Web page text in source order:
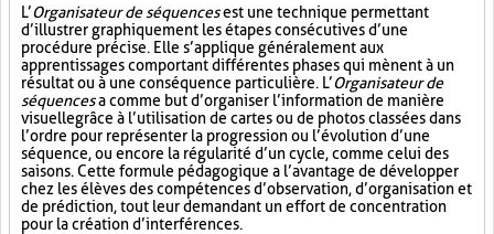
L’Organisateur de séquencesest une technique permettant
d’illustrer graphiquement les étapes consécutives d’une
procédure précise. Elle s’applique généralement aux
apprentissages comportant différentes phases qui mènent à un
résultat ou à une conséquence particulière. L’Organisateur de
séquencesa comme but d’organiser l’information de manière
visuellegrâce à l’utilisation de cartes ou de photos classées dans
l’ordre pour représenter la progression ou l’évolution d’une
séquence, ou encore la régularité d’un cycle, comme celui des
saisons. Cette formule pédagogique a l’avantage de développer
chez les élèves des compétences d’observation, d’organisation et
de prédiction, tout leur demandant un effort de concentration
pour la création d’interférences.